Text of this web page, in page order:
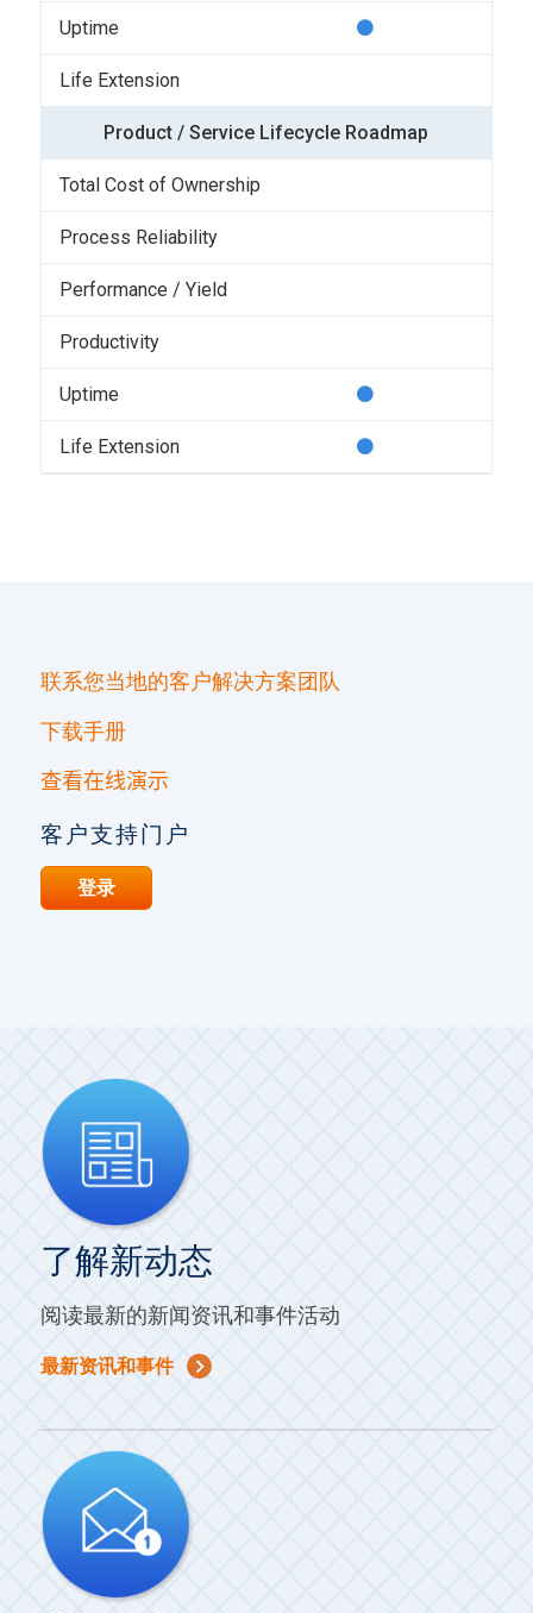
Product / Service Lifecycle Roadmap
联系您当地的客户解决方案团队
下载手册
查看在线演示
客户支持门户
登录
了解新动态
阅读最新的新闻资讯和事件活动
最新资讯和事件